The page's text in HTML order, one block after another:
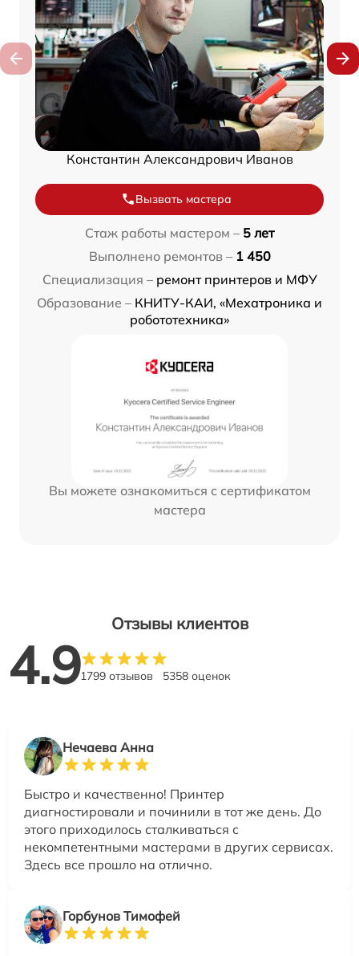
Константин Александрович Иванов
Вызвать мастера
Стаж работы мастером – 5 лет
Выполнено ремонтов – 1 450
Специализация – ремонт принтеров и МФУ
Образование – КНИТУ-КАИ, «Мехатроника и
робототехника»
Вы можете ознакомиться с сертификатом
мастера
Отзывы клиентов
4.91799 отзывов 5358 оценок
Нечаева Анна
Быстро и качественно! Принтер
диагностировали и починили в тот же день. До
этого приходилось сталкиваться с
некомпетентными мастерами в других сервисах.
Здесь все прошло на отлично.
Горбунов Тимофей